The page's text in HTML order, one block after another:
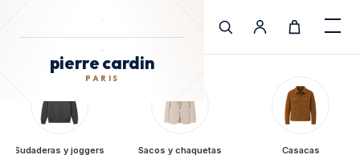
pierre cardin
PARIS
Cargando Pierre Cardin
PARIS
Sudaderas y joggers Sacos y chaquetas Casacas